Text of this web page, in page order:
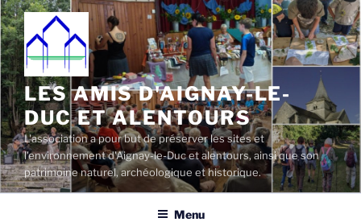
Aller
au
contenu
principal
LES AMIS D'AIGNAY-LE-
DUC ET ALENTOURS
L'association a pour but de préserver les sites et
l'environnement d'Aignay-le-Duc et alentours, ainsi que son
patrimoine naturel, archéologique et historique.
Menu